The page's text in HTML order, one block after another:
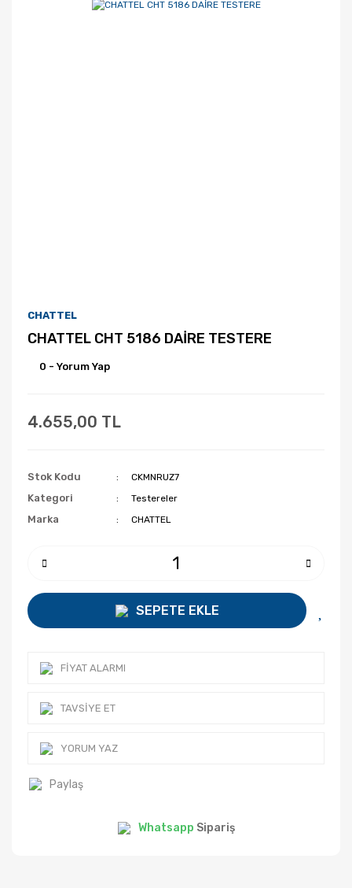
CHATTEL
CHATTEL CHT 5186 DAİRE TESTERE
0 - Yorum Yap
4.655,00 TL
Stok Kodu CKMNRUZ7
Kategori Testereler
Marka CHATTEL
SEPETE EKLE
FIYAT ALARMI
TAVSIYE ET
YORUM YAZ
Paylaş
Whatsapp Sipariş